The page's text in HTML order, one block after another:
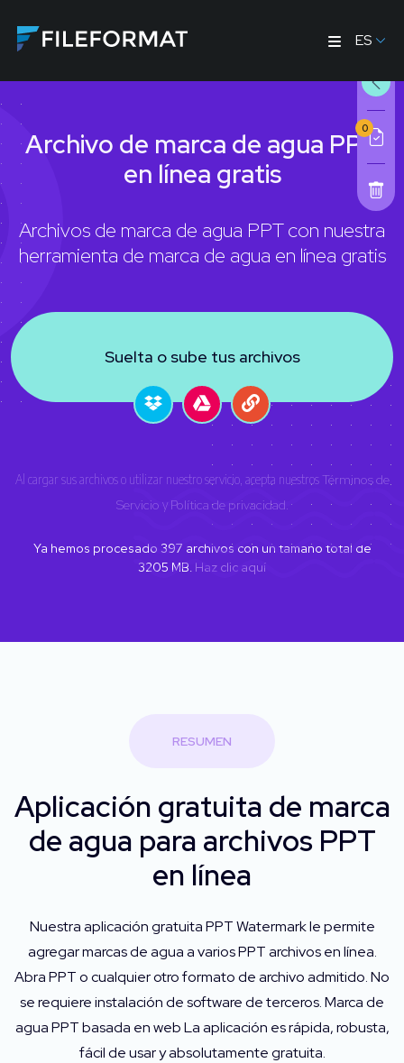
ES
0
Archivo de marca de agua PPT
en línea gratis
Archivos de marca de agua PPT con nuestra
herramienta de marca de agua en línea gratis
Suelta o sube tus archivos
Al cargar sus archivos o utilizar nuestro servicio, acepta nuestros Términos de
Servicio y Política de privacidad
Ya hemos procesado 397 archivos con un tamaño total de
3205 MB. Haz clic aquí
RESUMEN
Aplicación gratuita de marca
de agua para archivos PPT
en línea
Nuestra aplicación gratuita PPT Watermark le permite
agregar marcas de agua a varios PPT archivos en línea.
Abra PPT o cualquier otro formato de archivo admitido. No
se requiere instalación de software de terceros. Marca de
agua PPT basada en web La aplicación es rápida, robusta,
fácil de usar y absolutamente gratuita.